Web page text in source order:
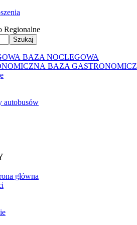
Regionalne
BAZA NOCLEGOWA
BAZA
autobusów
główna